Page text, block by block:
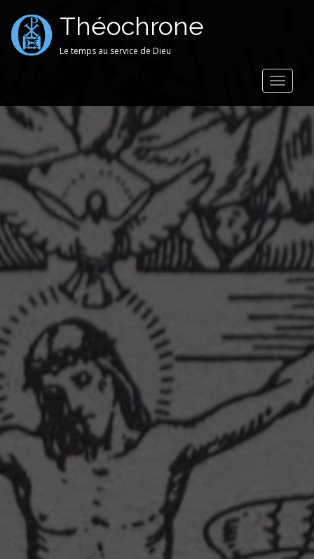
Théochrone
Le temps au service de Dieu
Toggle